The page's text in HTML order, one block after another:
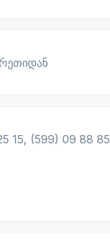
15, (599) 09 88 85